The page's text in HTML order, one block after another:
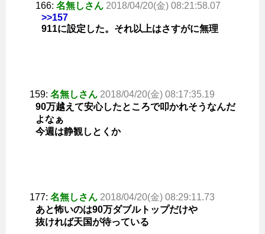
166: 名無しさん 2018/04/20(金) 08:21:58.07
>>157
911に設定した。それ以上はさすがに無理
159: 名無しさん 2018/04/20(金) 08:17:35.19
90万越えて安心したところで叩かれそうなんだ
よなぁ
今週は静観しとくか
177: 名無しさん 2018/04/20(金) 08:29:11.73
あと怖いのは90万ダブルトップだけや
抜ければ天国が待っている